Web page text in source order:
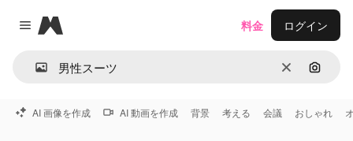
Close menu
Magnific
消去 画像で
料金 ログイン
AI 画像を作成 AI 動画を作成 背景 考える 会議 おしゃれ